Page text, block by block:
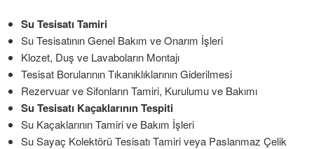
Su Tesisatı Tamiri
Su Tesisatının Genel Bakım ve Onarım İşleri
Klozet, Duş ve Lavaboların Montajı
Tesisat Borularının Tıkanıklıklarının Giderilmesi
Rezervuar ve Sifonların Tamiri, Kurulumu ve Bakımı
Su Tesisatı Kaçaklarının Tespiti
Su Kaçaklarının Tamiri ve Bakım İşleri
Su Sayaç Kolektörü Tesisatı Tamiri veya Paslanmaz Çelik